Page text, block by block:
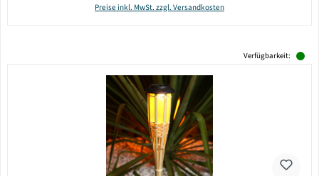
Preise inkl. MwSt. zzgl. Versandkosten
Verfügbarkeit: